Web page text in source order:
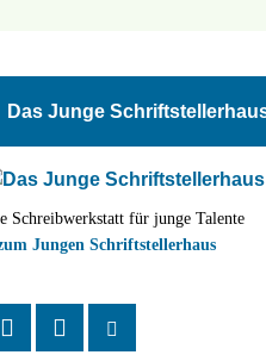
Das Junge
Schreibwerkstatt für junge Talente
Jungen Schriftstellerhaus